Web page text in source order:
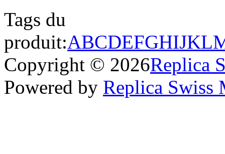
Tags du
produit:ABCDEFGHIJKL
Copyright © 2026Replica
Powered by Replica Swiss